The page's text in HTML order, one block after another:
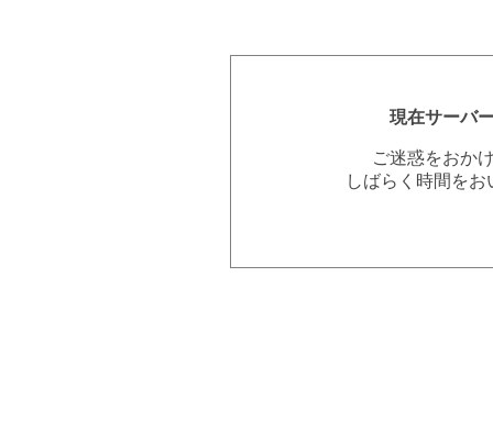
現在サーバ
ご迷惑をおか
しばらく時間を